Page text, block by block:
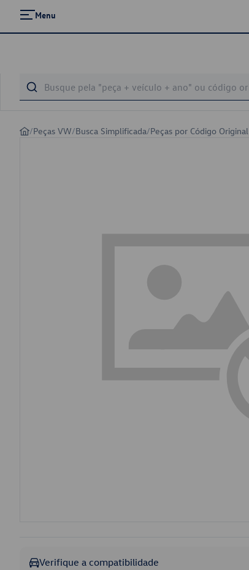
Menu
/Peças VW/Busca Simplificada/Peças por Código Original
Verifique a compatibilidade